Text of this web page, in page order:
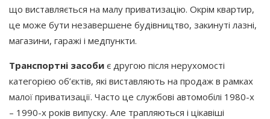
що виставляється на малу приватизацію. Окрім квартир,
це може бути незавершене будівництво, закинуті лазні,
магазини, гаражі і медпункти.
Транспортні засоби є другою після нерухомості
категорією об’єктів, які виставляють на продаж в рамках
малої приватизації. Часто це службові автомобілі 1980-х
– 1990-х років випуску. Але трапляються і цікавіші